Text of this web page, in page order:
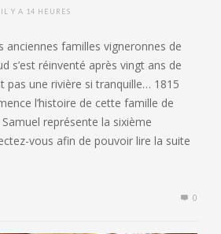
IL Y A 14 HEURES
anciennes familles vigneronnes de
s’est réinventé après vingt ans de
pas une rivière si tranquille… 1815
l’histoire de cette famille de
représente la sixième
vous afin de pouvoir lire la suite
0